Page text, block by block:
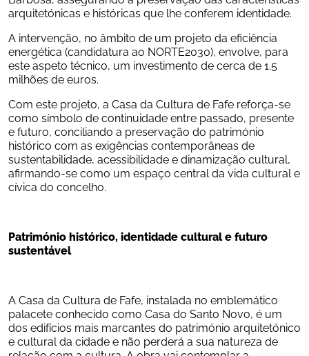
arquitetónicas e históricas que lhe conferem identidade.
A intervenção, no âmbito de um projeto da eficiência
energética (candidatura ao NORTE2030), envolve, para
este aspeto técnico, um investimento de cerca de 1.5
milhões de euros.
Com este projeto, a Casa da Cultura de Fafe reforça-se
como símbolo de continuidade entre passado, presente
e futuro, conciliando a preservação do património
histórico com as exigências contemporâneas de
sustentabilidade, acessibilidade e dinamização cultural,
afirmando-se como um espaço central da vida cultural e
cívica do concelho.
Património histórico, identidade cultural e futuro
sustentável
A Casa da Cultura de Fafe, instalada no emblemático
palacete conhecido como Casa do Santo Novo, é um
dos edifícios mais marcantes do património arquitetónico
e cultural da cidade e não perderá a sua natureza de